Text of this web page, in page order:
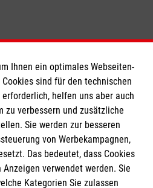
Ihnen ein optimales Webseiten-
sind für den technischen
helfen uns aber auch
zu verbessern und zusätzliche
Sie werden zur besseren
von Werbekampagnen,
Das bedeutet, dass Cookies
verwendet werden. Sie
Kategorien Sie zulassen